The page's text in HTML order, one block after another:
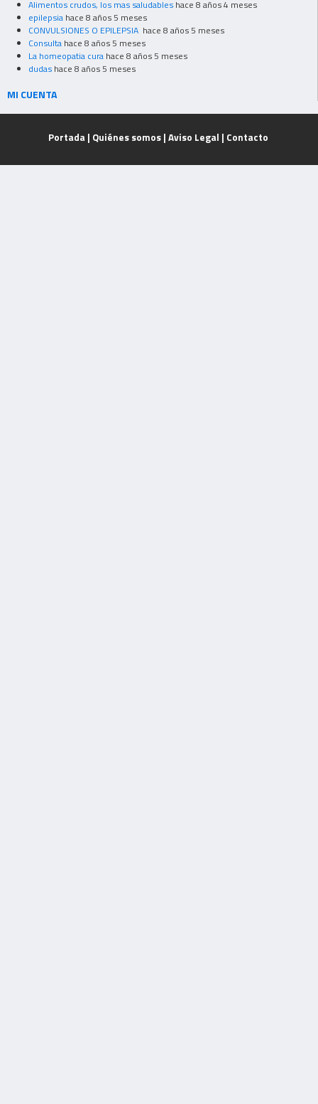
Alimentos crudos, los mas saludables hace 8 años 4 meses
epilepsia hace 8 años 5 meses
CONVULSIONES O EPILEPSIA hace 8 años 5 meses
Consulta hace 8 años 5 meses
La homeopatia cura hace 8 años 5 meses
dudas hace 8 años 5 meses
MI CUENTA
Portada | Quiénes somos| Aviso Legal | Contacto